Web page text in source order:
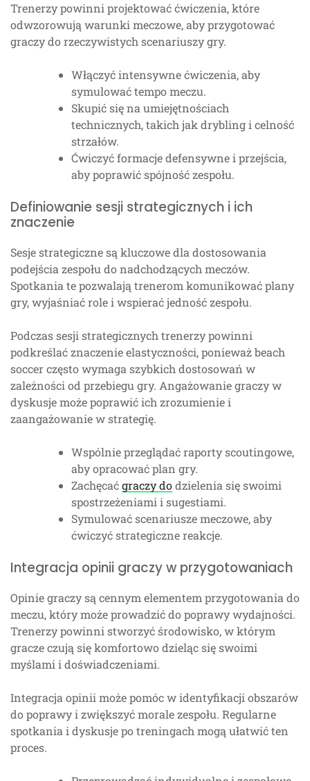
Trenerzy powinni projektować ćwiczenia, które
odwzorowują warunki meczowe, aby przygotować
graczy do rzeczywistych scenariuszy gry.
Włączyć intensywne ćwiczenia, aby
symulować tempo meczu.
Skupić się na umiejętnościach
technicznych, takich jak drybling i celność
strzałów.
Ćwiczyć formacje defensywne i przejścia,
aby poprawić spójność zespołu.
Definiowanie sesji strategicznych i ich
znaczenie
Sesje strategiczne są kluczowe dla dostosowania
podejścia zespołu do nadchodzących meczów.
Spotkania te pozwalają trenerom komunikować plany
gry, wyjaśniać role i wspierać jedność zespołu.
Podczas sesji strategicznych trenerzy powinni
podkreślać znaczenie elastyczności, ponieważ beach
soccer często wymaga szybkich dostosowań w
zależności od przebiegu gry. Angażowanie graczy w
dyskusje może poprawić ich zrozumienie i
zaangażowanie w strategię.
Wspólnie przeglądać raporty scoutingowe,
aby opracować plan gry.
Zachęcaćgraczy dodzielenia się swoimi
spostrzeżeniami i sugestiami.
Symulować scenariusze meczowe, aby
ćwiczyć strategiczne reakcje.
Integracja opinii graczy w przygotowaniach
Opinie graczy są cennym elementem przygotowania do
meczu, który może prowadzić do poprawy wydajności.
Trenerzy powinni stworzyć środowisko, w którym
gracze czują się komfortowo dzieląc się swoimi
myślami i doświadczeniami.
Integracja opinii może pomóc w identyfikacji obszarów
do poprawy i zwiększyć morale zespołu. Regularne
spotkania i dyskusje po treningach mogą ułatwić ten
proces.